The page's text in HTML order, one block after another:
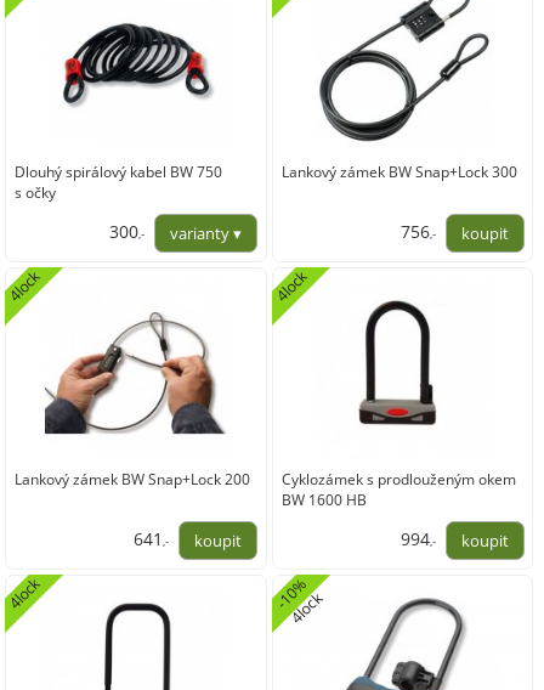
Dlouhý spirálový kabel BW 750
s očky
300,-
Lankový zámek BW Snap+Lock 300
756,-
Lankový zámek BW Snap+Lock 200
4lock
641,-
Cyklozámek s prodlouženým okem
BW 1600 HB
4lock
994,-
4lock -
1
0
%
4
l
o
c
k